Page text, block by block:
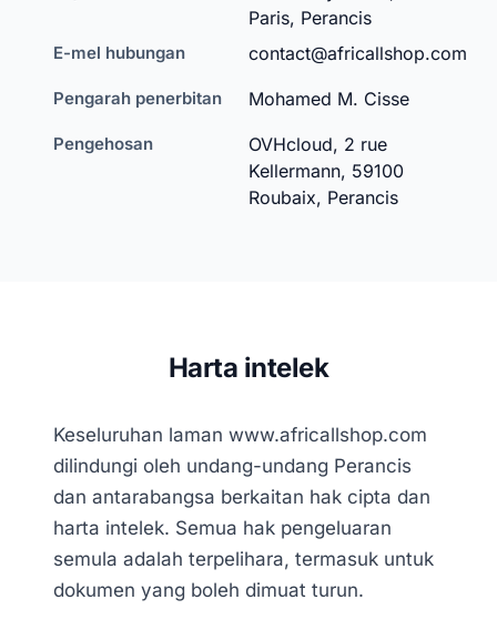
Paris, Perancis
E-mel hubungan contact@africallshop.com
Pengarah penerbitan Mohamed M. Cisse
Pengehosan
OVHcloud, 2 rue
Kellermann, 59100
Roubaix, Perancis
Harta intelek
Keseluruhan laman www.africallshop.com
dilindungi oleh undang-undang Perancis
dan antarabangsa berkaitan hak cipta dan
harta intelek. Semua hak pengeluaran
semula adalah terpelihara, termasuk untuk
dokumen yang boleh dimuat turun.